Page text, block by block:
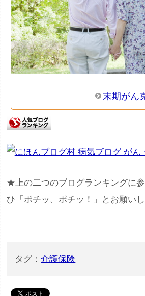
末期がん
★上の二つのブログランキングに
ひ「ポチッ、ポチッ！」とお願いし
タグ：介護保険